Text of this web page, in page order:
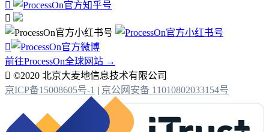



前往ProcessOn全球网站 →
 ©2020 北京大麦地信息技术有限公司
京ICP备15008605号-1 | 京公网安备 11010802033154号